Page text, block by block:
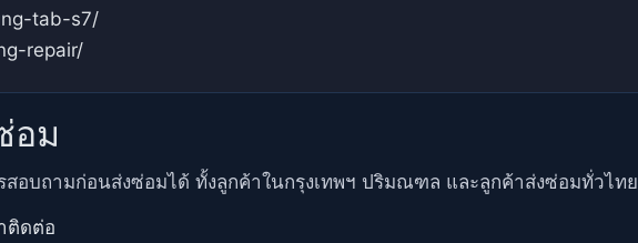
tab-s7/
repair/
อม
อบถามก่อนส่งซ่อมได้ ทั้งลูกค้าในกรุงเทพฯ ปริมณฑล และลูกค้าส่งซ่อมทั่วไทย
ติดต่อ